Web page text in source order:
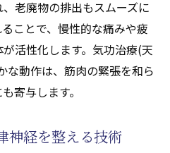
老廃物の排出もスムーズに
ことで、慢性的な痛みや疲
活性化します。気功治療(天
な動作は、筋肉の緊張を和ら
寄与します。
神経を整える技術